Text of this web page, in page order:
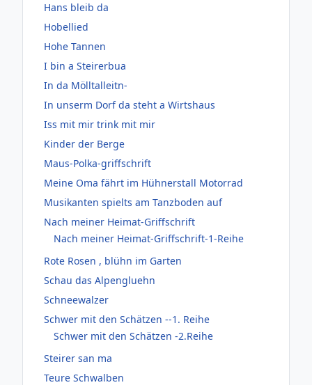
Hans bleib da
Hobellied
Hohe Tannen
I bin a Steirerbua
In da Mölltalleitn-
In unserm Dorf da steht a Wirtshaus
Iss mit mir trink mit mir
Kinder der Berge
Maus-Polka-griffschrift
Meine Oma fährt im Hühnerstall Motorrad
Musikanten spielts am Tanzboden auf
Nach meiner Heimat-Griffschrift
Nach meiner Heimat-Griffschrift-1-Reihe
Rote Rosen , blühn im Garten
Schau das Alpengluehn
Schneewalzer
Schwer mit den Schätzen --1. Reihe
Schwer mit den Schätzen -2.Reihe
Steirer san ma
Teure Schwalben